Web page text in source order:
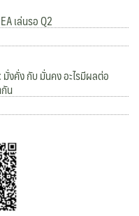
เล่นรอ Q2
งคั่ง กับ มั่นคง อะไรมีผลต่อ
น